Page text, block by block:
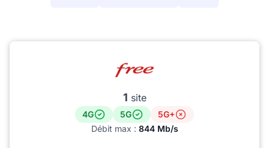
1 site
4G 5G
5G+
Débit max : 844 Mb/s